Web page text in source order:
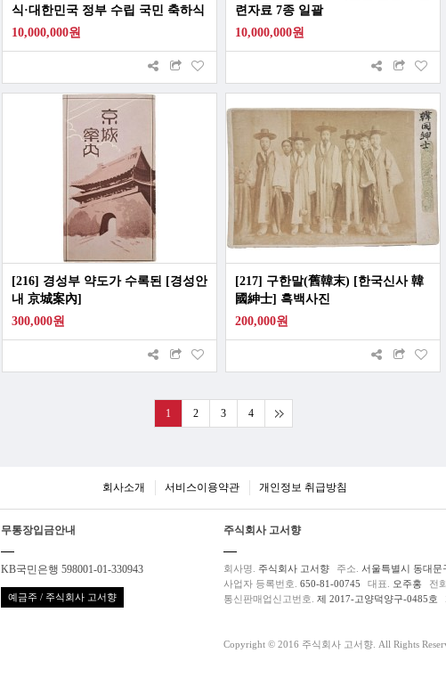
식·대한민국 정부 수립 국민 축하식
관련 사진 53점 일괄
10,000,000원
련자료 7종 일괄
10,000,000원
[216] 경성부 약도가 수록된 [경성안
내 京城案內]
300,000원
[217] 구한말(舊韓末) [한국신사 韓
國紳士] 흑백사진
200,000원
1 2 3 4
회사소개 서비스이용약관 개인정보 취급방침
무통장입금안내
KB국민은행 598001-01-330943
예금주 / 주식회사 고서향
주식회사 고서향
회사명. 주식회사 고서향 주소. 서울특별시 동대
사업자 등록번호. 650-81-00745 대표. 오주홍 전
통신판매업신고번호. 제 2017-고양덕양구-0485호
Copyright © 2016 주식회사 고서향. All Rights